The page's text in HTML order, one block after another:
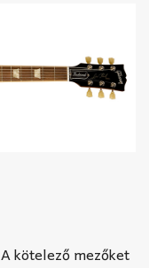
A kötelező mezőket